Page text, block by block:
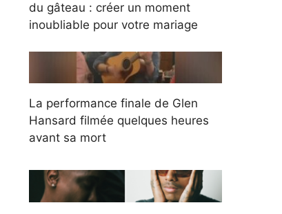
du gâteau : créer un moment
inoubliable pour votre mariage
La performance finale de Glen
Hansard filmée quelques heures
avant sa mort